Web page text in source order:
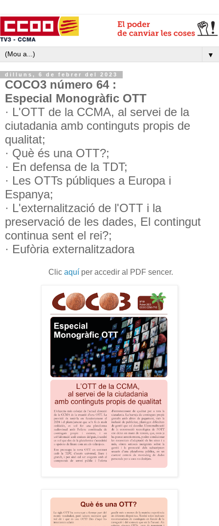
▼
dilluns, 6 de febrer del 2023
COCO3 número 64 :
Especial Monogràfic OTT
· L'OTT de la CCMA, al servei de la
ciutadania amb continguts propis de
qualitat;
· Què és una OTT?;
· En defensa de la TDT;
· Les OTTs públiques a Europa i
Espanya;
· L'externalització de l'OTT i la
preservació de les dades, El contingut
continua sent el rei?;
· Eufòria externalitzadora
Clic aquíper accedir al PDF sencer.